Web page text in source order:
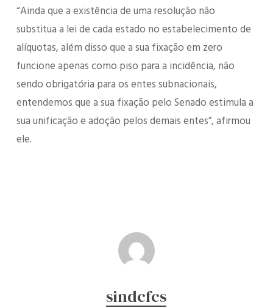
“Ainda que a existência de uma resolução não
substitua a lei de cada estado no estabelecimento de
alíquotas, além disso que a sua fixação em zero
funcione apenas como piso para a incidência, não
sendo obrigatória para os entes subnacionais,
entendemos que a sua fixação pelo Senado estimula a
sua unificação e adoção pelos demais entes”, afirmou
ele.
sindcfcs